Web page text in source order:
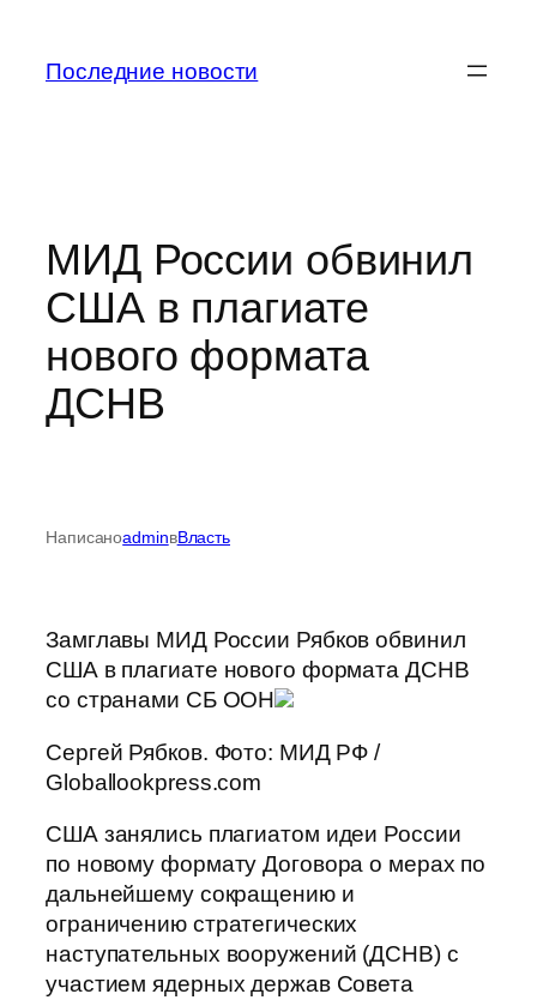
содержимому
Последние новости
МИД России обвинил
США в плагиате
нового формата
ДСНВ
НаписаноadminвВласть
Замглавы МИД России Рябков обвинил
США в плагиате нового формата ДСНВ
со странами СБ ООН
Сергей Рябков. Фото: МИД РФ /
Globallookpress.com
США занялись плагиатом идеи России
по новому формату Договора о мерах по
дальнейшему сокращению и
ограничению стратегических
наступательных вооружений (ДСНВ) с
участием ядерных держав Совета